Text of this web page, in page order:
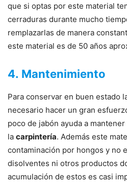
que si optas por este material
cerraduras durante mucho
remplazarlas de manera
este material es de 50 años
4. Mantenimiento
Para conservar en buen estado
necesario hacer un gran
poco de jabón ayuda a
la carpintería. Además este
contaminación por hongos y no
disolventes ni otros productos
acumulación de estos es casi